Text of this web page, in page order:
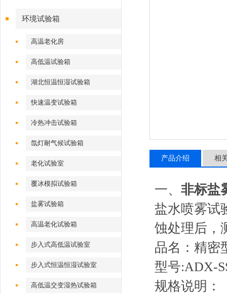
环境试验箱
高温老化房
高低温试验箱
湖北恒温恒湿试验箱
快速温变试验箱
冷热冲击试验箱
氙灯耐气候试验箱
老化试验室
覆冰模拟试验箱
盐雾试验箱
高温老化试验箱
步入式高低温试验室
步入式恒温恒湿试验室
高低温交变湿热试验箱
产品介绍 相
一、 非标盐
盐水喷雾试
蚀处理后，
品名：精密
型号:ADX-
规格说明：